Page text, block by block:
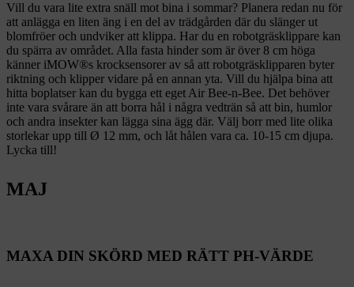
Vill du vara lite extra snäll mot bina i sommar? Planera redan nu för
att anlägga en liten äng i en del av trädgården där du slänger ut
blomfröer och undviker att klippa. Har du en robotgräsklippare kan
du spärra av området. Alla fasta hinder som är över 8 cm höga
känner iMOW®s krocksensorer av så att robotgräsklipparen byter
riktning och klipper vidare på en annan yta. Vill du hjälpa bina att
hitta boplatser kan du bygga ett eget Air Bee-n-Bee. Det behöver
inte vara svårare än att borra hål i några vedträn så att bin, humlor
och andra insekter kan lägga sina ägg där. Välj borr med lite olika
storlekar upp till Ø 12 mm, och låt hålen vara ca. 10-15 cm djupa.
Lycka till!
MAJ
MAXA DIN SKÖRD MED RÄTT PH-VÄRDE